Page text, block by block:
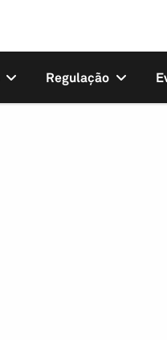
Regulação